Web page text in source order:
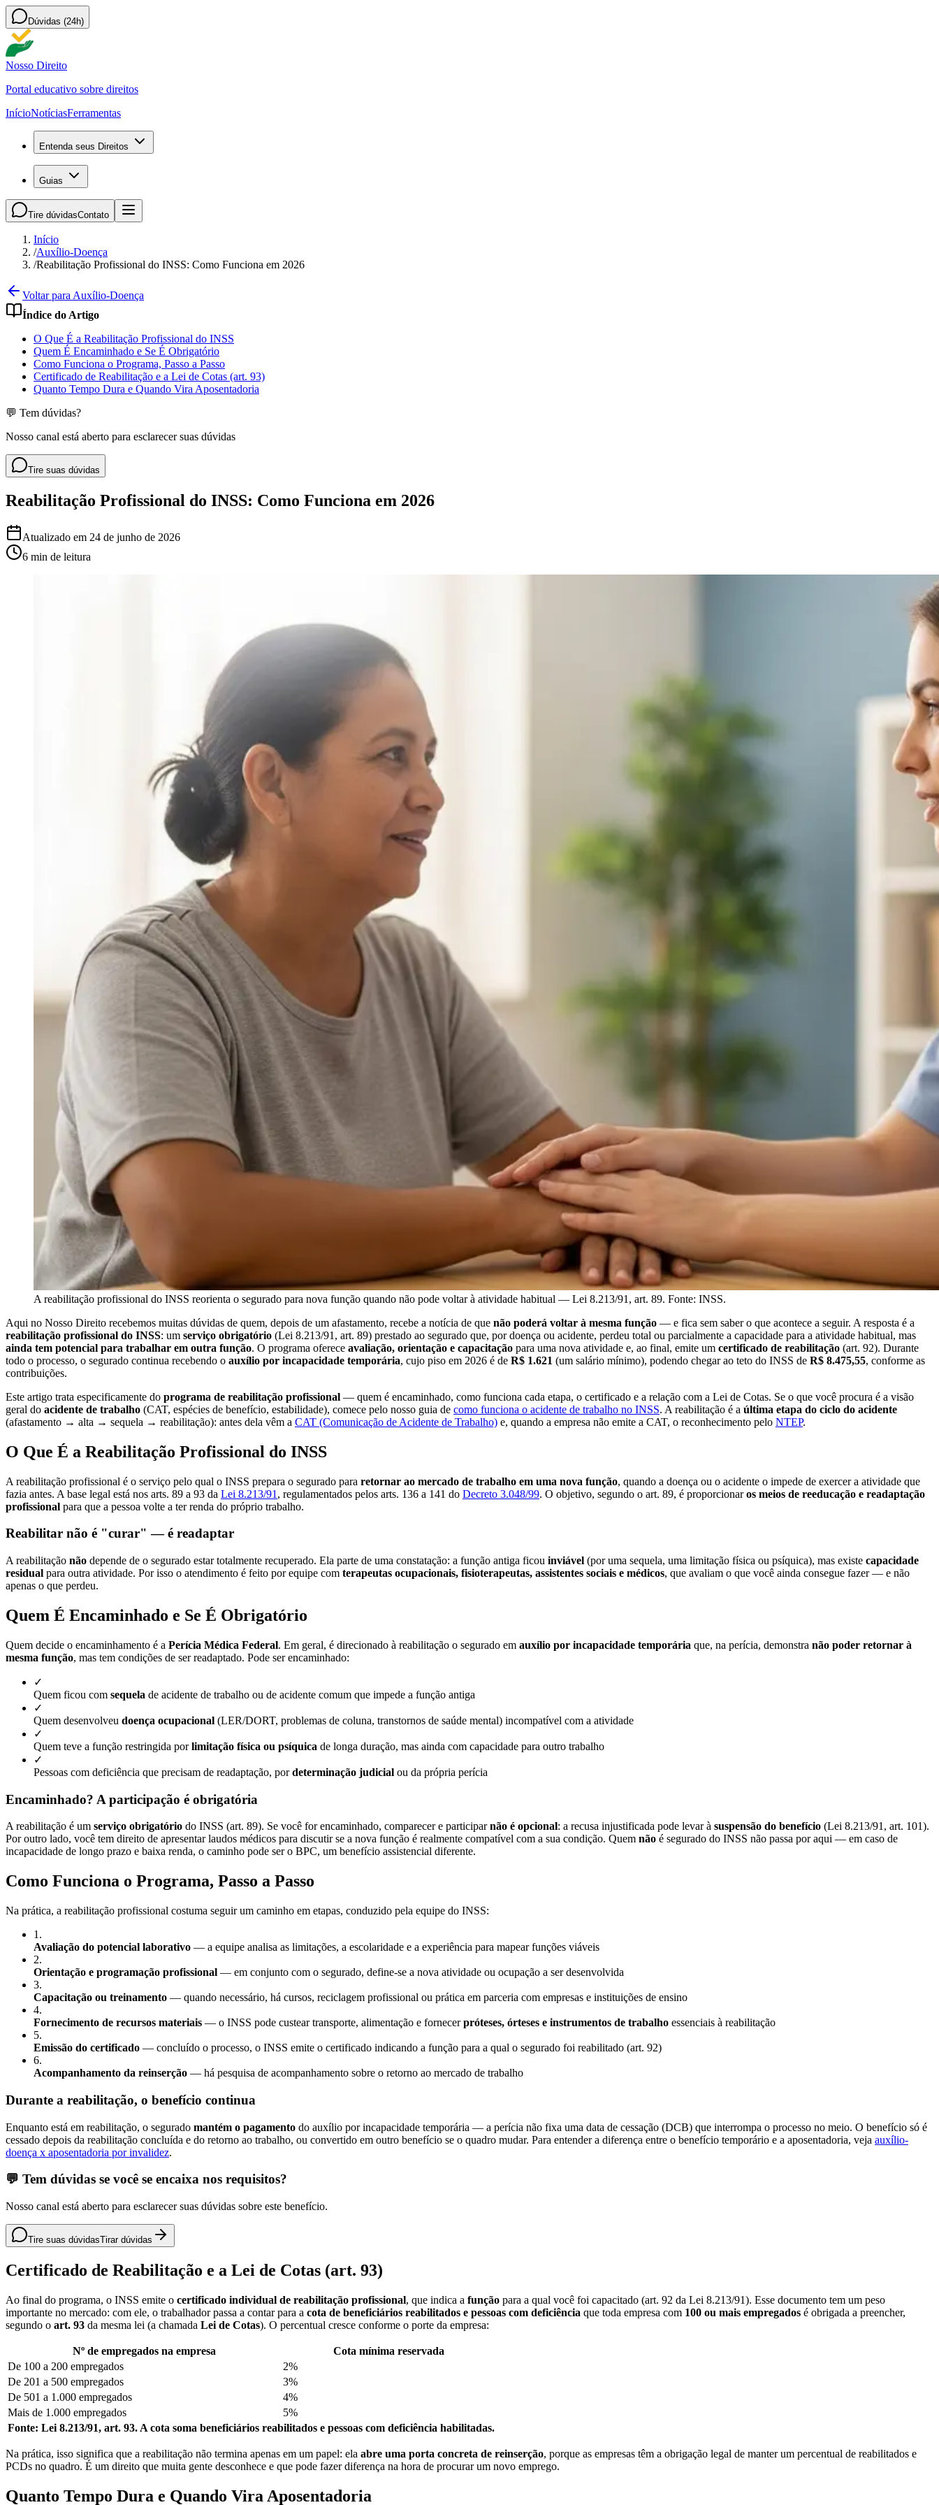
Dúvidas (24h)
Nosso Direito
Portal educativo sobre direitos
InícioNotíciasFerramentas
Entenda seus Direitos
Guias
Tire dúvidasContato
Início
/Auxílio-Doença
/Reabilitação Profissional do INSS: Como Funciona em 2026
Voltar para Auxílio-Doença
Índice do Artigo
O Que É a Reabilitação Profissional do INSS
Quem É Encaminhado e Se É Obrigatório
Como Funciona o Programa, Passo a Passo
Certificado de Reabilitação e a Lei de Cotas (art. 93)
Quanto Tempo Dura e Quando Vira Aposentadoria
💬 Tem dúvidas?
Nosso canal está aberto para esclarecer suas dúvidas
Tire suas dúvidas
Reabilitação Profissional do INSS: Como Funciona em 2026
Atualizado em 24 de junho de 2026
6 min de leitura
A reabilitação profissional do INSS reorienta o segurado para nova função quando não pode voltar à atividade habitual — Lei 8.213/91, art. 89. Fonte: INSS.
Aqui no Nosso Direito recebemos muitas dúvidas de quem, depois de um afastamento, recebe a notícia de que não poderá voltar à mesma função — e fica sem saber o que acontece a seguir. A resposta é a
reabilitação profissional do INSS: um serviço obrigatório (Lei 8.213/91, art. 89) prestado ao segurado que, por doença ou acidente, perdeu total ou parcialmente a capacidade para a atividade habitual, mas
ainda tem potencial para trabalhar em outra função. O programa oferece avaliação, orientação e capacitação para uma nova atividade e, ao final, emite um certificado de reabilitação (art. 92). Durante
todo o processo, o segurado continua recebendo o auxílio por incapacidade temporária, cujo piso em 2026 é de R$ 1.621 (um salário mínimo), podendo chegar ao teto do INSS de R$ 8.475,55, conforme as
contribuições.
Este artigo trata especificamente do programa de reabilitação profissional — quem é encaminhado, como funciona cada etapa, o certificado e a relação com a Lei de Cotas. Se o que você procura é a visão
geral do acidente de trabalho (CAT, espécies de benefício, estabilidade), comece pelo nosso guia de como funciona o acidente de trabalho no INSS. A reabilitação é a última etapa do ciclo do acidente
(afastamento → alta → sequela → reabilitação): antes dela vêm a CAT (Comunicação de Acidente de Trabalho) e, quando a empresa não emite a CAT, o reconhecimento pelo NTEP.
O Que É a Reabilitação Profissional do INSS
A reabilitação profissional é o serviço pelo qual o INSS prepara o segurado para retornar ao mercado de trabalho em uma nova função, quando a doença ou o acidente o impede de exercer a atividade que
fazia antes. A base legal está nos arts. 89 a 93 da Lei 8.213/91 , regulamentados pelos arts. 136 a 141 do Decreto 3.048/99. O objetivo, segundo o art. 89, é proporcionaros meios de reeducação e readaptação
profissional para que a pessoa volte a ter renda do próprio trabalho.
Reabilitar não é "curar" — é readaptar
A reabilitação não depende de o segurado estar totalmente recuperado. Ela parte de uma constatação: a função antiga ficou inviável (por uma sequela, uma limitação física ou psíquica), mas existe capacidade
residual para outra atividade. Por isso o atendimento é feito por equipe com terapeutas ocupacionais, fisioterapeutas, assistentes sociais e médicos, que avaliam o que você ainda consegue fazer — e não
apenas o que perdeu.
Quem É Encaminhado e Se É Obrigatório
Quem decide o encaminhamento é a Perícia Médica Federal. Em geral, é direcionado à reabilitação o segurado em auxílio por incapacidade temporária que, na perícia, demonstra não poder retornar à
mesma função, mas tem condições de ser readaptado. Pode ser encaminhado:
✓
Quem ficou com sequela de acidente de trabalho ou de acidente comum que impede a função antiga
✓
Quem desenvolveu doença ocupacional (LER/DORT, problemas de coluna, transtornos de saúde mental) incompatível com a atividade
✓
Quem teve a função restringida porlimitação física ou psíquica de longa duração, mas ainda com capacidade para outro trabalho
✓
Pessoas com deficiência que precisam de readaptação, pordeterminação judicial ou da própria perícia
Encaminhado? A participação é obrigatória
A reabilitação é um serviço obrigatório do INSS (art. 89). Se você for encaminhado, comparecer e participarnão é opcional: a recusa injustificada pode levar à suspensão do benefício (Lei 8.213/91, art. 101).
Por outro lado, você tem direito de apresentar laudos médicos para discutir se a nova função é realmente compatível com a sua condição. Quem não é segurado do INSS não passa por aqui — em caso de
incapacidade de longo prazo e baixa renda, o caminho pode ser o BPC, um benefício assistencial diferente.
Como Funciona o Programa, Passo a Passo
Na prática, a reabilitação profissional costuma seguir um caminho em etapas, conduzido pela equipe do INSS:
1 .
Avaliação do potencial laborativo — a equipe analisa as limitações, a escolaridade e a experiência para mapear funções viáveis
2.
Orientação e programação profissional — em conjunto com o segurado, define-se a nova atividade ou ocupação a ser desenvolvida
3.
Capacitação ou treinamento — quando necessário, há cursos, reciclagem profissional ou prática em parceria com empresas e instituições de ensino
4.
Fornecimento de recursos materiais — o INSS pode custear transporte, alimentação e fornecerpróteses, órteses e instrumentos de trabalho essenciais à reabilitação
5.
Emissão do certificado — concluído o processo, o INSS emite o certificado indicando a função para a qual o segurado foi reabilitado (art. 92)
6.
Acompanhamento da reinserção — há pesquisa de acompanhamento sobre o retorno ao mercado de trabalho
Durante a reabilitação, o benefício continua
Enquanto está em reabilitação, o segurado mantém o pagamento do auxílio por incapacidade temporária — a perícia não fixa uma data de cessação (DCB) que interrompa o processo no meio. O benefício só é
cessado depois da reabilitação concluída e do retorno ao trabalho, ou convertido em outro benefício se o quadro mudar. Para entender a diferença entre o benefício temporário e a aposentadoria, veja auxílio-
doença x aposentadoria por invalidez.
💬 Tem dúvidas se você se encaixa nos requisitos?
Nosso canal está aberto para esclarecer suas dúvidas sobre este benefício.
Tire suas dúvidasTirar dúvidas
Certificado de Reabilitação e a Lei de Cotas (art. 93)
Ao final do programa, o INSS emite o certificado individual de reabilitação profissional, que indica a função para a qual você foi capacitado (art. 92 da Lei 8.213/91). Esse documento tem um peso
importante no mercado: com ele, o trabalhador passa a contar para a cota de beneficiários reabilitados e pessoas com deficiência que toda empresa com 100 ou mais empregados é obrigada a preencher,
segundo o art. 93 da mesma lei (a chamada Lei de Cotas). O percentual cresce conforme o porte da empresa:
Nº de empregados na empresa
Cota mínima reservada
De 100 a 200 empregados
2%
De 201 a 500 empregados
3%
De 501 a 1.000 empregados
4%
Mais de 1.000 empregados
5%
Fonte: Lei 8.213/91, art. 93. A cota soma beneficiários reabilitados e pessoas com deficiência habilitadas.
Na prática, isso significa que a reabilitação não termina apenas em um papel: ela abre uma porta concreta de reinserção, porque as empresas têm a obrigação legal de manter um percentual de reabilitados e
PCDs no quadro. É um direito que muita gente desconhece e que pode fazer diferença na hora de procurar um novo emprego.
Quanto Tempo Dura e Quando Vira Aposentadoria